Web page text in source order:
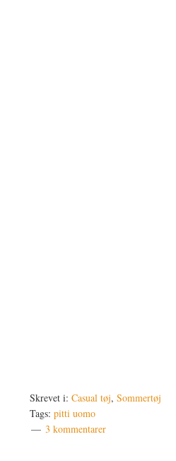
Skrevet i:Casual tøj,Sommertøj
Tags:pitti uomo
3 kommentarer